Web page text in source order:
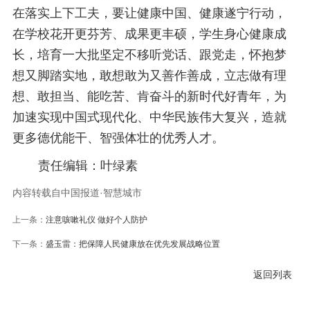
在落实上下工夫，要让健康中国、健康遂宁行动，
在学校花开更芬芳、成果更丰硕，学生身心健康成
长，培育一大批坚定不移听党话、跟党走，怀抱梦
想又脚踏实地，敢想敢为又善作善成，立志做有理
想、敢担当、能吃苦、肯奋斗的新时代好青年，为
加速实现中国式现代化、中华民族伟大复兴，造就
更多德优能干、智强体壮的优秀人才。
责任编辑：叶绿素
内容转载自中国报道·智慧城市
上一条： 注意咳嗽礼仪 做好个人防护
下一条： 盛玉雷：把保障人民健康放在优先发展战略位置
返回列表